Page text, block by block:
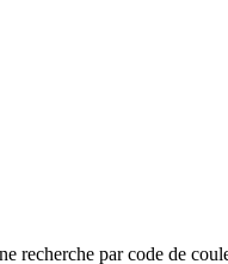
recherche par code de